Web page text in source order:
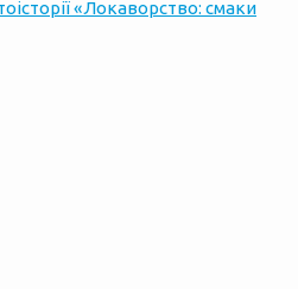
«Локаворство: смаки